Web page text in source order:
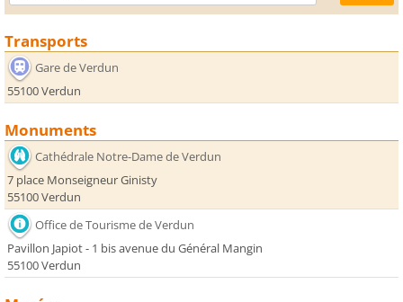
Transports
Gare de Verdun
55100 Verdun
Monuments
Cathédrale Notre-Dame de Verdun
7 place Monseigneur Ginisty
55100 Verdun
Office de Tourisme de Verdun
Pavillon Japiot - 1 bis avenue du Général Mangin
55100 Verdun